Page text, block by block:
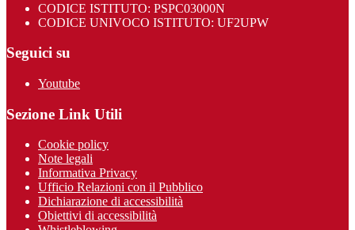
CODICE ISTITUTO: PSPC03000N
CODICE UNIVOCO ISTITUTO: UF2UPW
Seguici su
Youtube
Sezione Link Utili
Cookie policy
Note legali
Informativa Privacy
Ufficio Relazioni con il Pubblico
Dichiarazione di accessibilità
Obiettivi di accessibilità